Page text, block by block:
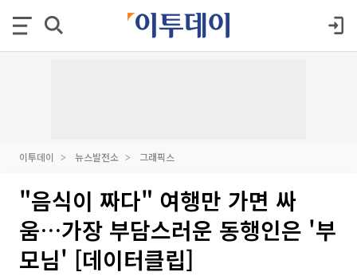
이투데이 뉴스발전소 그래픽스
"음식이 짜다" 여행만 가면 싸
움…가장 부담스러운 동행인은 '부
모님' [데이터클립]